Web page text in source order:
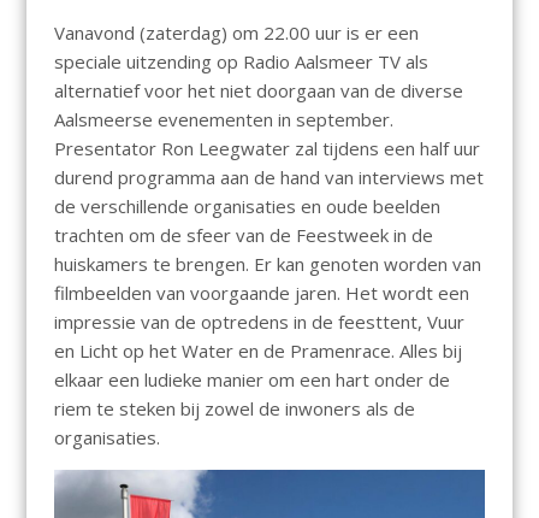
Vanavond (zaterdag) om 22.00 uur is er een
speciale uitzending op Radio Aalsmeer TV als
alternatief voor het niet doorgaan van de diverse
Aalsmeerse evenementen in september.
Presentator Ron Leegwater zal tijdens een half uur
durend programma aan de hand van interviews met
de verschillende organisaties en oude beelden
trachten om de sfeer van de Feestweek in de
huiskamers te brengen. Er kan genoten worden van
filmbeelden van voorgaande jaren. Het wordt een
impressie van de optredens in de feesttent, Vuur
en Licht op het Water en de Pramenrace. Alles bij
elkaar een ludieke manier om een hart onder de
riem te steken bij zowel de inwoners als de
organisaties.